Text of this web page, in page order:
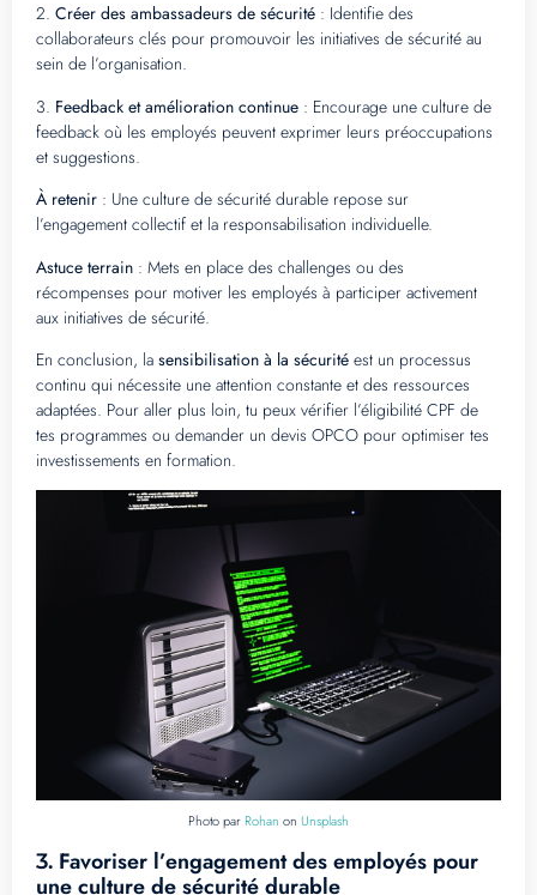
2. Créer des ambassadeurs de sécurité : Identifie des
collaborateurs clés pour promouvoir les initiatives de sécurité au
sein de l’organisation.
3. Feedback et amélioration continue : Encourage une culture de
feedback où les employés peuvent exprimer leurs préoccupations
et suggestions.
À retenir : Une culture de sécurité durable repose sur
l’engagement collectif et la responsabilisation individuelle.
Astuce terrain : Mets en place des challenges ou des
récompenses pour motiver les employés à participer activement
aux initiatives de sécurité.
En conclusion, la sensibilisation à la sécurité est un processus
continu qui nécessite une attention constante et des ressources
adaptées. Pour aller plus loin, tu peux vérifier l’éligibilité CPF de
tes programmes ou demander un devis OPCO pour optimiser tes
investissements en formation.
Photo par Rohan on Unsplash
3. Favoriser l’engagement des employés pour
une culture de sécurité durable